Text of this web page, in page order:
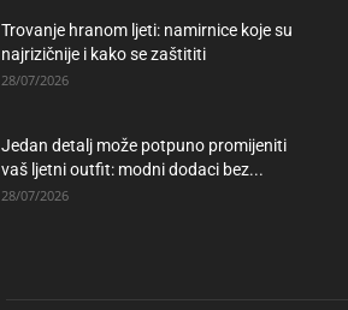
Trovanje hranom ljeti: namirnice koje su
najrizičnije i kako se zaštititi
28/07/2026
Jedan detalj može potpuno promijeniti
vaš ljetni outfit: modni dodaci bez...
28/07/2026